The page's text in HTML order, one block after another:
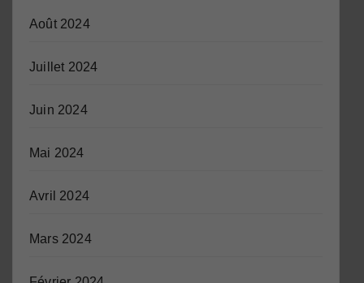
Août 2024
Juillet 2024
Juin 2024
Mai 2024
Avril 2024
Mars 2024